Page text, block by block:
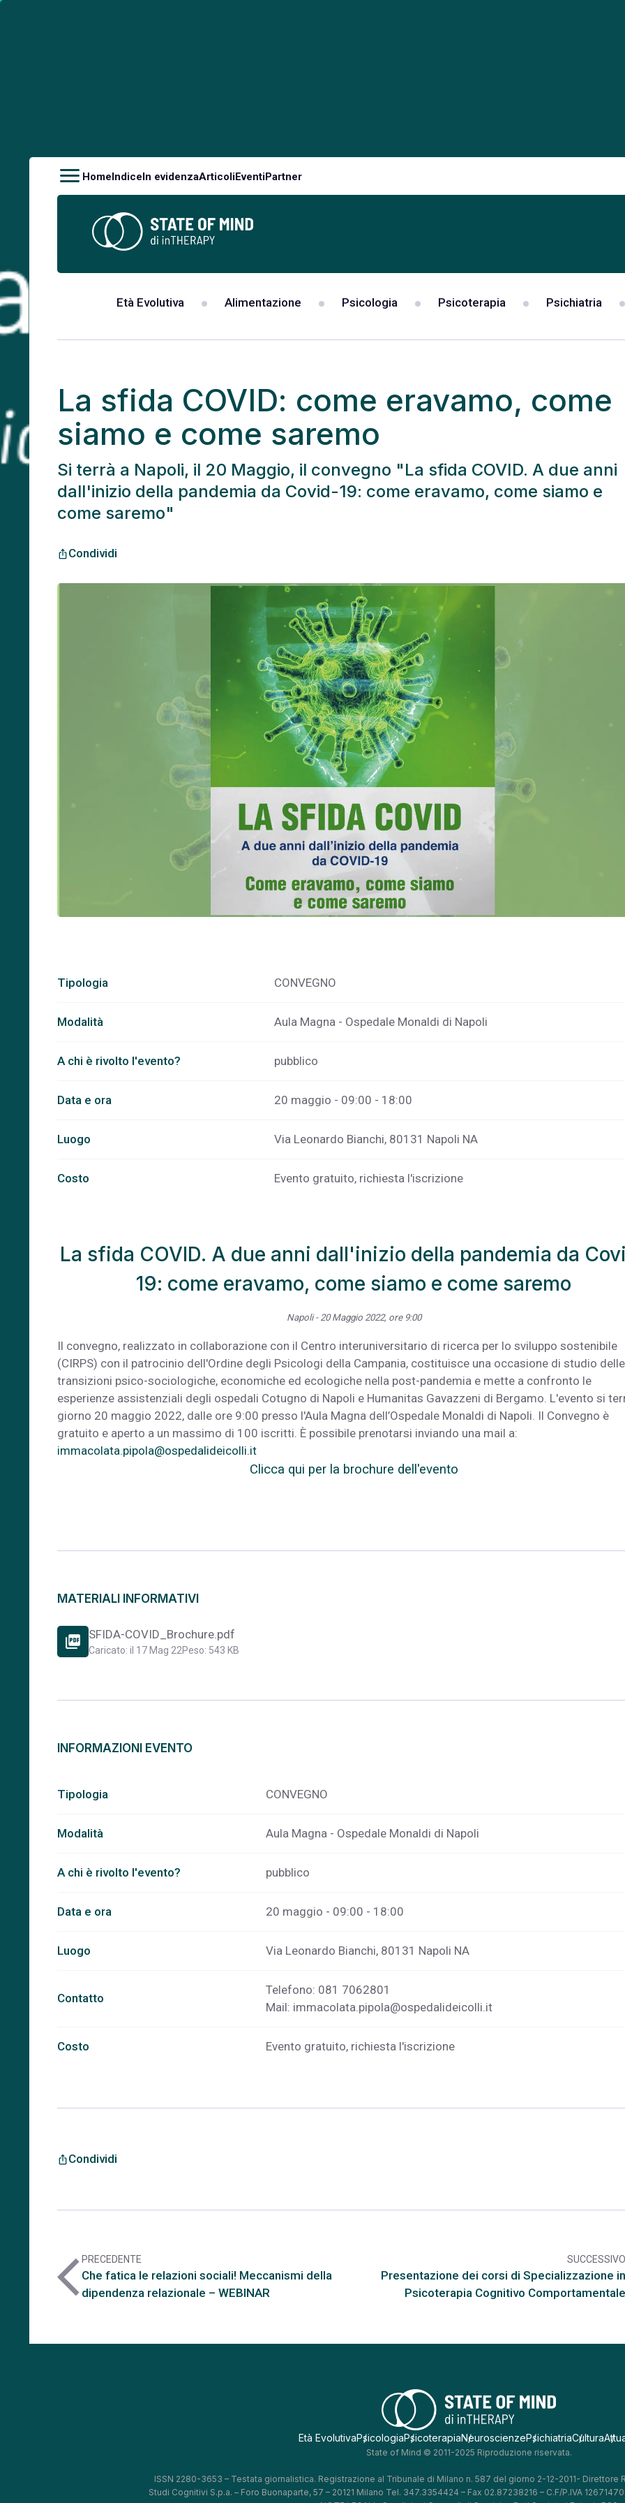
HomeIndiceIn evidenzaArticoliEventiPartner
Età Evolutiva Alimentazione Psicologia Psicoterapia Psichiatria
La sfida COVID: come eravamo, come
siamo e come saremo
Si terrà a Napoli, il 20 Maggio, il convegno "La sfida COVID. A due anni
dall'inizio della pandemia da Covid-19: come eravamo, come siamo e
come saremo"
ios_shareCondividi
Tipologia CONVEGNO
Modalità Aula Magna - Ospedale Monaldi di Napoli
A chi è rivolto l'evento? pubblico
Data e ora 20 maggio - 09:00 - 18:00
Luogo Via Leonardo Bianchi, 80131 Napoli NA
Costo Evento gratuito, richiesta l'iscrizione
La sfida COVID. A due anni dall'inizio della pandemia da
19: come eravamo, come siamo e come saremo
Napoli - 20 Maggio 2022, ore 9:00
Il convegno, realizzato in collaborazione con il Centro interuniversitario di ricerca per lo sviluppo sostenibile
(CIRPS) con il patrocinio dell'Ordine degli Psicologi della Campania, costituisce una occasione di studio delle
transizioni psico-sociologiche, economiche ed ecologiche nella post-pandemia e mette a confronto le
esperienze assistenziali degli ospedali Cotugno di Napoli e Humanitas Gavazzeni di Bergamo. L'evento si
giorno 20 maggio 2022, dalle ore 9:00 presso l'Aula Magna dell’Ospedale Monaldi di Napoli. Il Convegno è
gratuito e aperto a un massimo di 100 iscritti. È possibile prenotarsi inviando una mail a:
immacolata.pipola@ospedalideicolli.it
Clicca qui per la brochure dell'evento
MATERIALI INFORMATIVI
picture_as_pdf SFIDA-COVID_Brochure.pdf
Caricato: il 17 Mag 22Peso: 543 KB
INFORMAZIONI EVENTO
Tipologia CONVEGNO
Modalità Aula Magna - Ospedale Monaldi di Napoli
A chi è rivolto l'evento? pubblico
Data e ora 20 maggio - 09:00 - 18:00
Luogo Via Leonardo Bianchi, 80131 Napoli NA
Contatto
Telefono: 081 7062801
Mail: immacolata.pipola@ospedalideicolli.it
Costo Evento gratuito, richiesta l'iscrizione
ios_shareCondividi
arrow_back_iosPRECEDENTE
Che fatica le relazioni sociali! Meccanismi della
dipendenza relazionale – WEBINAR
SUCCESSIVO
Presentazione dei corsi di Specializzazione in
Psicoterapia Cognitivo Comportamentale
Età EvolutivaPsicologiaPsicoterapiaNeuroscienzePsichiatriaCultura
State of Mind © 2011-2025 Riproduzione riservata.
ISSN 2280-3653 – Testata giornalistica. Registrazione al Tribunale di Milano n. 587 del giorno 2-12-2011- Direttore
Studi Cognitivi S.p.a. – Foro Buonaparte, 57 – 20121 Milano Tel. 347.3354424 – Fax 02.87238216 – C.F/P.IVA